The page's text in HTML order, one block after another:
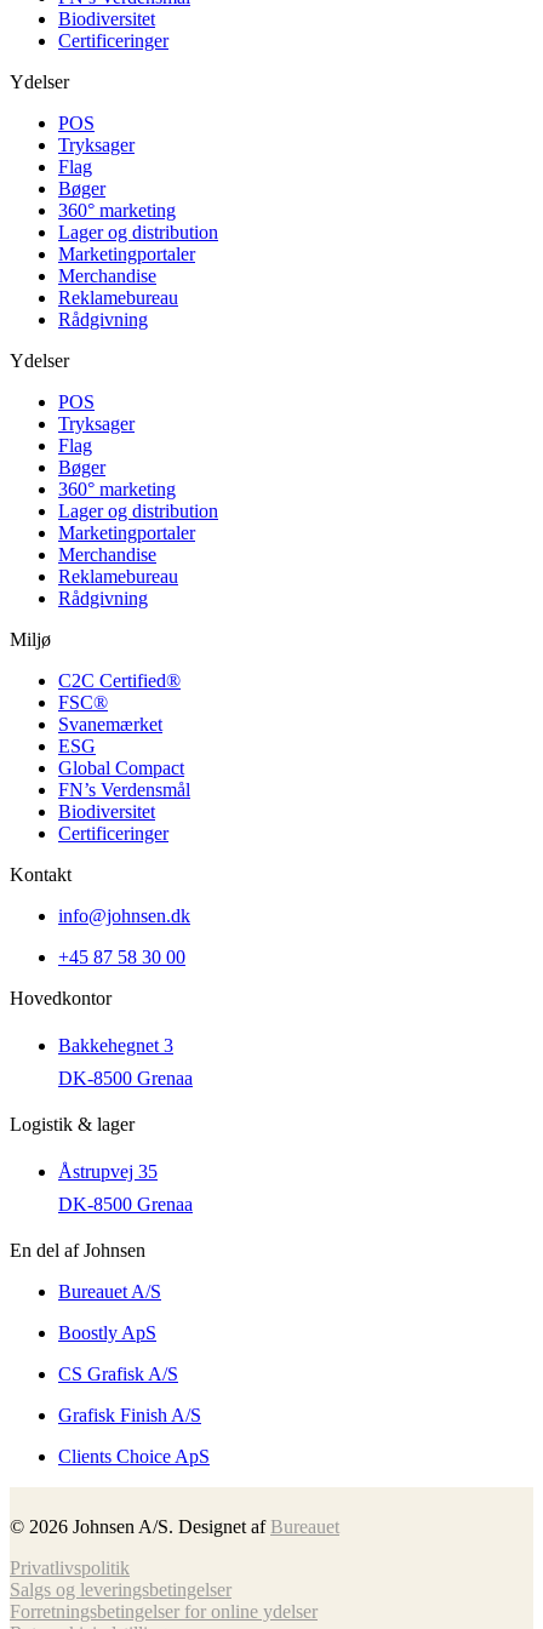
Biodiversitet
Certificeringer
Ydelser
POS
Tryksager
Flag
Bøger
360° marketing
Lager og distribution
Marketing­portaler
Merchandise
Reklamebureau
Rådgivning
Ydelser
POS
Tryksager
Flag
Bøger
360° marketing
Lager og distribution
Marketing­portaler
Merchandise
Reklamebureau
Rådgivning
Miljø
C2C Certified®
FSC®
Svanemærket
ESG
Global Compact
FN’s Verdensmål
Biodiversitet
Certificeringer
Kontakt
info@johnsen.dk
+45 87 58 30 00
Hovedkontor
Bakkehegnet 3
DK-8500 Grenaa
Logistik & lager
Åstrupvej 35
DK-8500 Grenaa
En del af Johnsen
Bureauet A/S
Boostly ApS
CS Grafisk A/S
Grafisk Finish A/S
Clients Choice ApS
© 2026 Johnsen A/S. Designet af Bureauet
Privatlivspolitik
Salgs og leveringsbetingelser
Forretnings­betingelser for online ydelser